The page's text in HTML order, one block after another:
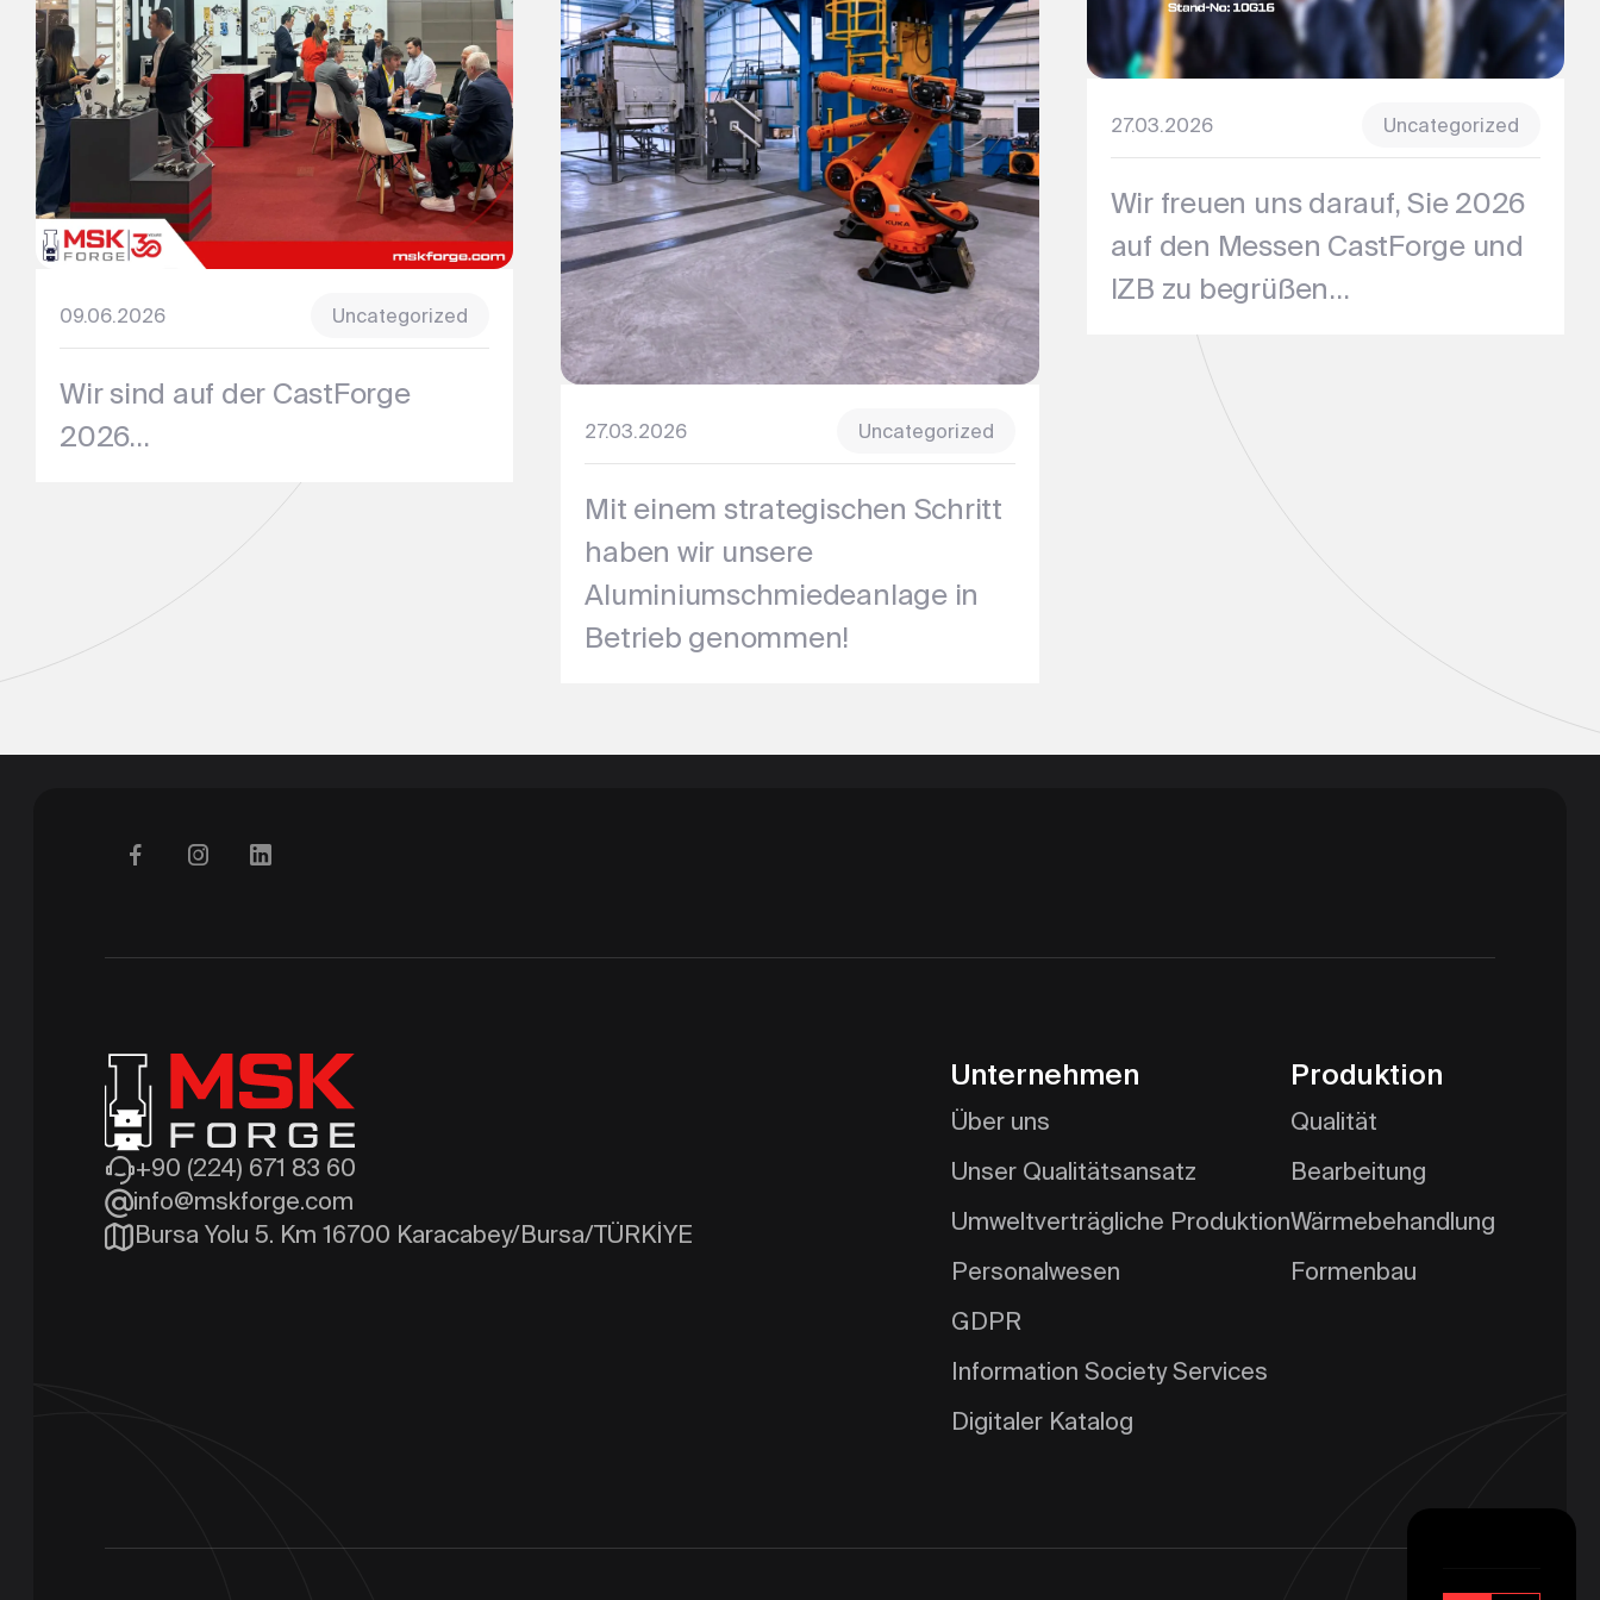
09.06.2026 Uncategorized
Wir sind auf der CastForge
2026...
27.03.2026 Uncategorized
Mit einem strategischen Schritt
haben wir unsere
Aluminiumschmiedeanlage in
Betrieb genommen!
27.03.2026 Uncategorized
Wir freuen uns darauf, Sie 2026
auf den Messen CastForge und
IZB zu begrüßen...
+90 (224) 671 83 60
info@mskforge.com
Bursa Yolu 5. Km 16700 Karacabey/Bursa/TÜRKİYE
Unternehmen
Über uns
Unser Qualitätsansatz
Umweltverträgliche Produktion
Personalwesen
GDPR
Information Society Services
Digitaler Katalog
Produktion
Qualität
Bearbeitung
Wärmebehandlung
Formenbau